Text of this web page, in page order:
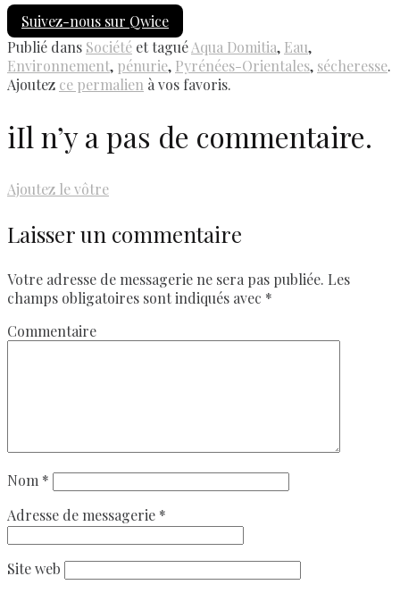
Suivez-nous sur Qwice
Publié dans Société et taguéAqua Domitia, Eau,
Environnement, pénurie, Pyrénées-Orientales, sécheresse.
Ajoutez ce permalien à vos favoris.
iIl n’y a pas de commentaire.
Ajoutez le vôtre
Laisser un commentaire
Votre adresse de messagerie ne sera pas publiée. Les
champs obligatoires sont indiqués avec *
Commentaire
Nom *
Adresse de messagerie *
Site web